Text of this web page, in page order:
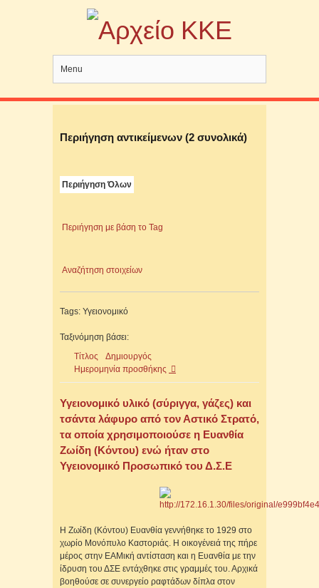
Menu
Περιήγηση αντικείμενων (2 συνολικά)
Περιήγηση Όλων
Περιήγηση με βάση το Tag
Αναζήτηση στοιχείων
Tags: Υγειονομικό
Ταξινόμηση βάσει:
Τίτλος
Δημιουργός
Ημερομηνία προσθήκης
Υγειονομικό υλικό (σύριγγα, γάζες) και
τσάντα λάφυρο από τον Αστικό Στρατό,
τα οποία χρησιμοποιούσε η Ευανθία
Ζωίδη (Κόντου) ενώ ήταν στο
Υγειονομικό Προσωπικό του Δ.Σ.Ε
Η Ζωίδη (Κόντου) Ευανθία γεννήθηκε το 1929 στο
χωρίο Μονόπυλο Καστοριάς. Η οικογένειά της πήρε
μέρος στην ΕΑΜική αντίσταση και η Ευανθία με την
ίδρυση του ΔΣΕ εντάχθηκε στις γραμμές του. Αρχικά
βοηθούσε σε συνεργείο ραφτάδων δίπλα στον